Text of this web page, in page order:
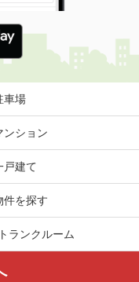
車場
ンション
戸建て
件を探す
ランクルーム